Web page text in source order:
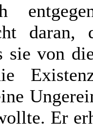
daran,
sie von
Er